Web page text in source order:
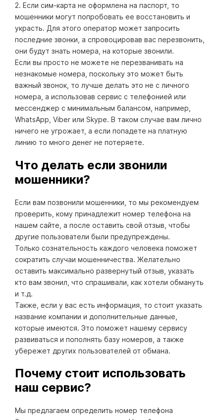
2. Если сим-карта не оформлена на паспорт, то
мошенники могут попробовать ее восстановить и
украсть. Для этого оператор может запросить
последние звонки, а спровоцировав вас перезвонить,
они будут знать номера, на которые звонили.
Если вы просто не можете не перезванивать на
незнакомые номера, поскольку это может быть
важный звонок, то лучше делать это не с личного
номера, а использовав сервис с телефонией или
мессенджер с минимальным балансом, например,
WhatsApp, Viber или Skype. В таком случае вам лично
ничего не угрожает, а если попадете на платную
линию то много денег не потеряете.
Что делать если звонили
мошенники?
Если вам позвонили мошенники, то мы рекомендуем
проверить, кому принадлежит номер телефона на
нашем сайте, а после оставить свой отзыв, чтобы
другие пользователи были предупреждены.
Только сознательность каждого человека поможет
сократить случаи мошенничества. Желательно
оставить максимально развернутый отзыв, указать
кто вам звонил, что спрашивали, как хотели обмануть
и т.д.
Также, если у вас есть информация, то стоит указать
название компании и дополнительные данные,
которые имеются. Это поможет нашему сервису
развиваться и пополнять базу номеров, а также
убережет других пользователей от обмана.
Почему стоит использовать
наш сервис?
Мы предлагаем определить номер телефона